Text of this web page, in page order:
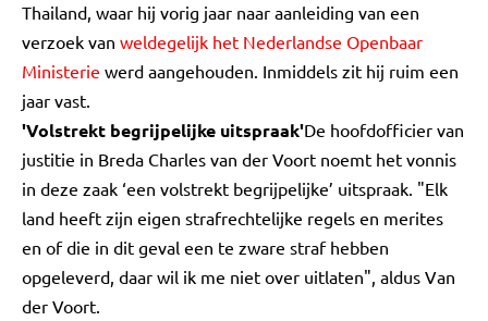
Thailand, waar hij vorig jaar naar aanleiding van een
verzoek van weldegelijk het Nederlandse Openbaar
Ministerie werd aangehouden. Inmiddels zit hij ruim een
jaar vast.
'Volstrekt begrijpelijke uitspraak'De hoofdofficier van
justitie in Breda Charles van der Voort noemt het vonnis
in deze zaak ‘een volstrekt begrijpelijke’ uitspraak. "Elk
land heeft zijn eigen strafrechtelijke regels en merites
en of die in dit geval een te zware straf hebben
opgeleverd, daar wil ik me niet over uitlaten", aldus Van
der Voort.